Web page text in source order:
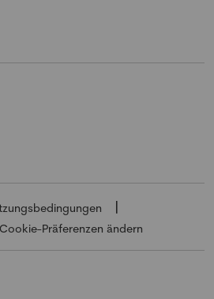
Präferenzen ändern